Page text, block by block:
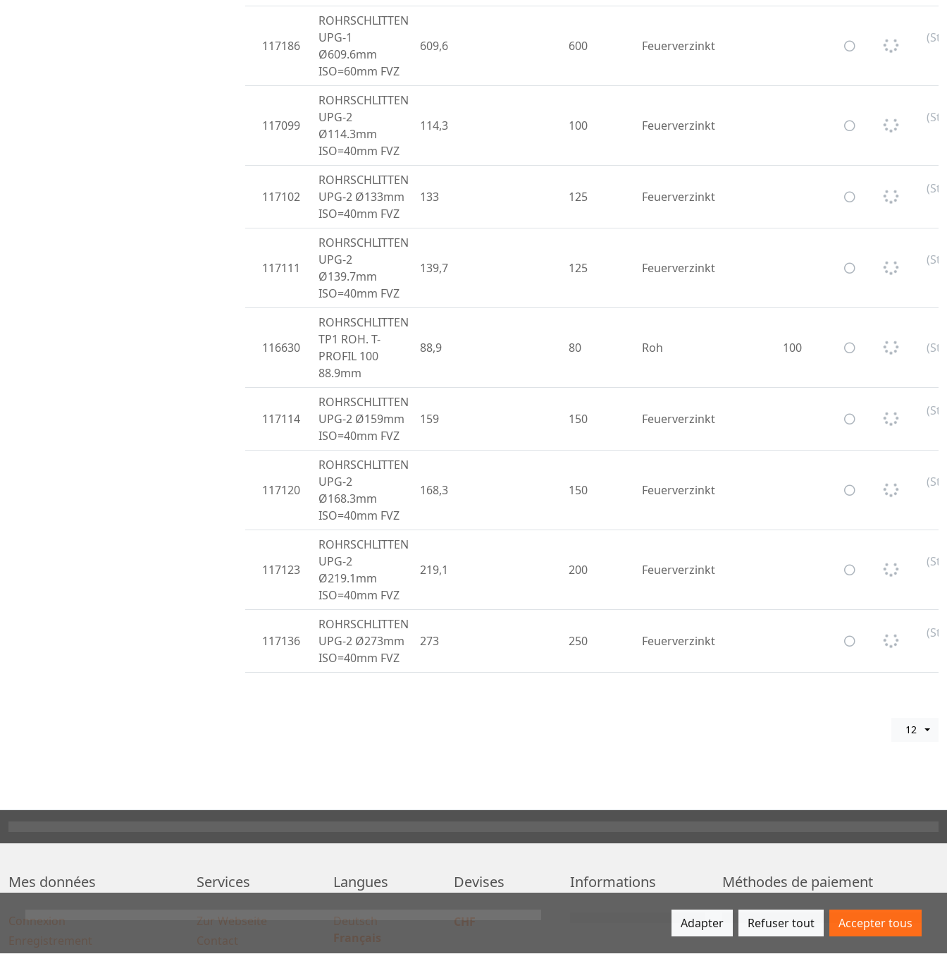
117186
ROHRSCHLITTEN
UPG-1
Ø609.6mm
ISO=60mm FVZ
609,6 600 Feuerverzinkt
117099
ROHRSCHLITTEN
UPG-2
Ø114.3mm
ISO=40mm FVZ
114,3 100 Feuerverzinkt
117102
ROHRSCHLITTEN
UPG-2 Ø133mm
ISO=40mm FVZ
133 125 Feuerverzinkt
117111
ROHRSCHLITTEN
UPG-2
Ø139.7mm
ISO=40mm FVZ
139,7 125 Feuerverzinkt
116630
ROHRSCHLITTEN
TP1 ROH. T-
PROFIL 100
88.9mm
88,9 80 Roh 100
117114
ROHRSCHLITTEN
UPG-2 Ø159mm
ISO=40mm FVZ
159 150 Feuerverzinkt
117120
ROHRSCHLITTEN
UPG-2
Ø168.3mm
ISO=40mm FVZ
168,3 150 Feuerverzinkt
117123
ROHRSCHLITTEN
UPG-2
Ø219.1mm
ISO=40mm FVZ
219,1 200 Feuerverzinkt
117136
ROHRSCHLITTEN
UPG-2 Ø273mm
ISO=40mm FVZ
273 250 Feuerverzinkt
12
Mes données
Connexion
Enregistrement
Services
Zur Webseite
Contact
Langues
Deutsch
Français
Devises
CHF
Informations Méthodes de paiement
Adapter Refuser tout Accepter tous